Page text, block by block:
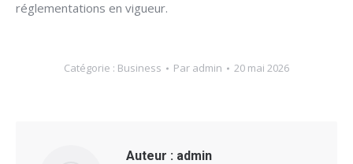
réglementations en vigueur.
Catégorie : Business Par admin 20 mai 2026
Auteur : admin